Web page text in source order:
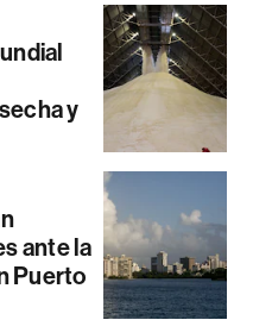
y
ante la
Puerto